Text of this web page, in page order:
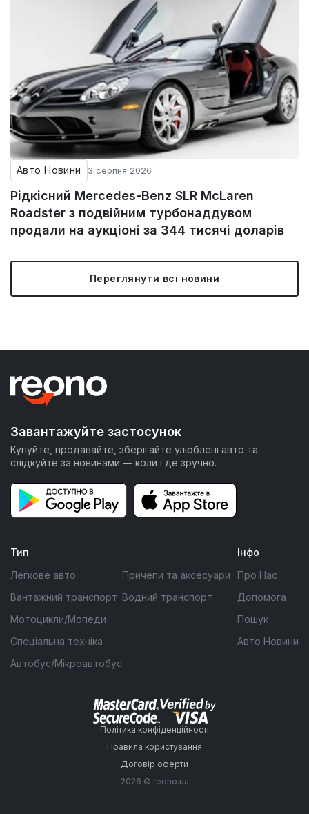
Авто Новини 3 серпня 2026
Рідкісний Mercedes-Benz SLR McLaren
Roadster з подвійним турбонаддувом
продали на аукціоні за 344 тисячі доларів
Переглянути всі новини
Завантажуйте застосунок
Купуйте, продавайте, зберігайте улюблені авто та
слідкуйте за новинами — коли і де зручно.
Тип
Легкове авто
Вантажний транспорт
Мотоцикли/Мопеди
Спеціальна техніка
Автобус/Мікроавтобус
Причепи та аксесуари
Водний транспорт
Інфо
Про Нас
Допомога
Пошук
Авто Новини
Політика конфіденційності
Правила користування
Договір оферти
2026 © reono.ua